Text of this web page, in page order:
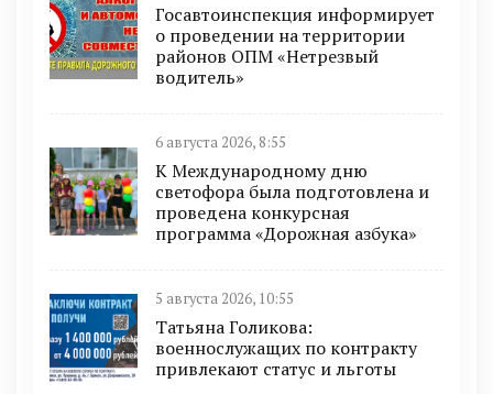
Госавтоинспекция информирует
о проведении на территории
районов ОПМ «Нетрезвый
водитель»
6 августа 2026, 8:55
К Международному дню
светофора была подготовлена и
проведена конкурсная
программа «Дорожная азбука»
5 августа 2026, 10:55
Татьяна Голикова:
военнослужащих по контракту
привлекают статус и льготы